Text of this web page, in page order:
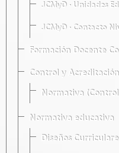
JCMyD · Unidades
JCMyD · Contacto
Formación Docente
Control y
Normativa
Normativa educativa
Diseños